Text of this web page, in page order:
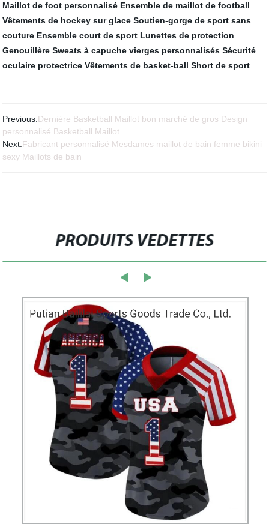
Maillot de foot personnalisé Ensemble de maillot de football
Vêtements de hockey sur glace Soutien-gorge de sport sans
couture Ensemble court de sport Lunettes de protection
Genouillère Sweats à capuche vierges personnalisés Sécurité
oculaire protectrice Vêtements de basket-ball Short de sport
Previous:Dernière Basketball Maillot bon marché de gros Design
personnalisé Basketball Maillot
Next:Fabricant personnalisé Mesdames maillot de bain femme bikini
sexy Maillots de bain
PRODUITS VEDETTES